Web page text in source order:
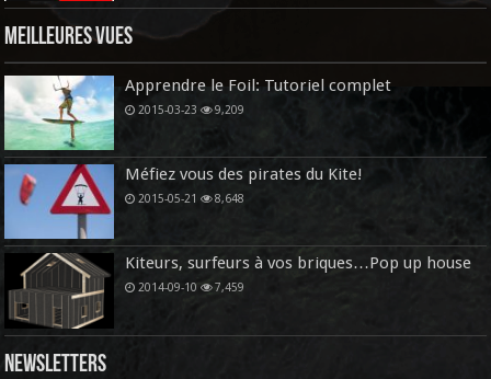
Meilleures vues
Apprendre le Foil: Tutoriel complet
2015-03-23 9,209
Méfiez vous des pirates du Kite!
2015-05-21 8,648
Kiteurs, surfeurs à vos briques…Pop up house
2014-09-10 7,459
Newsletters